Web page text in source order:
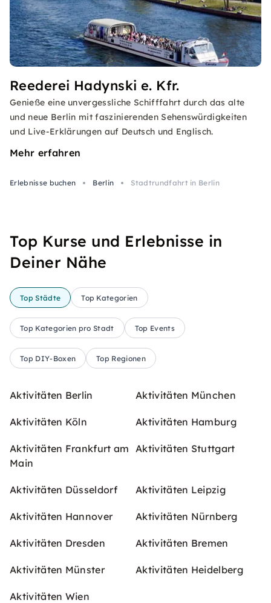
Reederei Hadynski e. Kfr.
Genieße eine unvergessliche Schifffahrt durch das alte
und neue Berlin mit faszinierenden Sehenswürdigkeiten
und Live-Erklärungen auf Deutsch und Englisch.
Mehr erfahren
Erlebnisse buchen Berlin Stadtrundfahrt in Berlin
Top Kurse und Erlebnisse in
Deiner Nähe
Top Städte Top Kategorien
Top Kategorien pro Stadt Top Events
Top DIY-Boxen Top Regionen
Aktivitäten Berlin Aktivitäten München
Aktivitäten Köln Aktivitäten Hamburg
Aktivitäten Frankfurt am
Main
Aktivitäten Stuttgart
Aktivitäten Düsseldorf Aktivitäten Leipzig
Aktivitäten Hannover Aktivitäten Nürnberg
Aktivitäten Dresden Aktivitäten Bremen
Aktivitäten Münster Aktivitäten Heidelberg
Aktivitäten Wien